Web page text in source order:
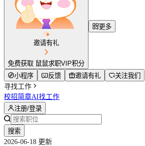
邀请有礼
免费获取 鼠鼠求职VIP积分
更多
小程序 反馈 邀请有礼
关注我们
寻找工作
校招简章AI找工作
注册/登录
搜索
2026-06-18 更新